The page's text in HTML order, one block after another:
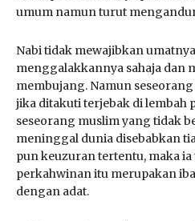
umum namun turut
Nabi tidak mewajibkan
menggalakkannya sahaja dan
membujang. Namun
jika ditakuti terjebak di lembah
seseorang muslim yang tidak
meninggal dunia disebabkan
pun keuzuran tertentu, maka
perkahwinan itu merupakan
dengan adat.